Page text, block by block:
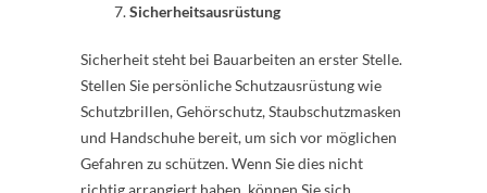
Sicherheitsausrüstung
Sicherheit steht bei Bauarbeiten an erster Stelle.
Stellen Sie persönliche Schutzausrüstung wie
Schutzbrillen, Gehörschutz, Staubschutzmasken
und Handschuhe bereit, um sich vor möglichen
Gefahren zu schützen. Wenn Sie dies nicht
richtig arrangiert haben, können Sie sich